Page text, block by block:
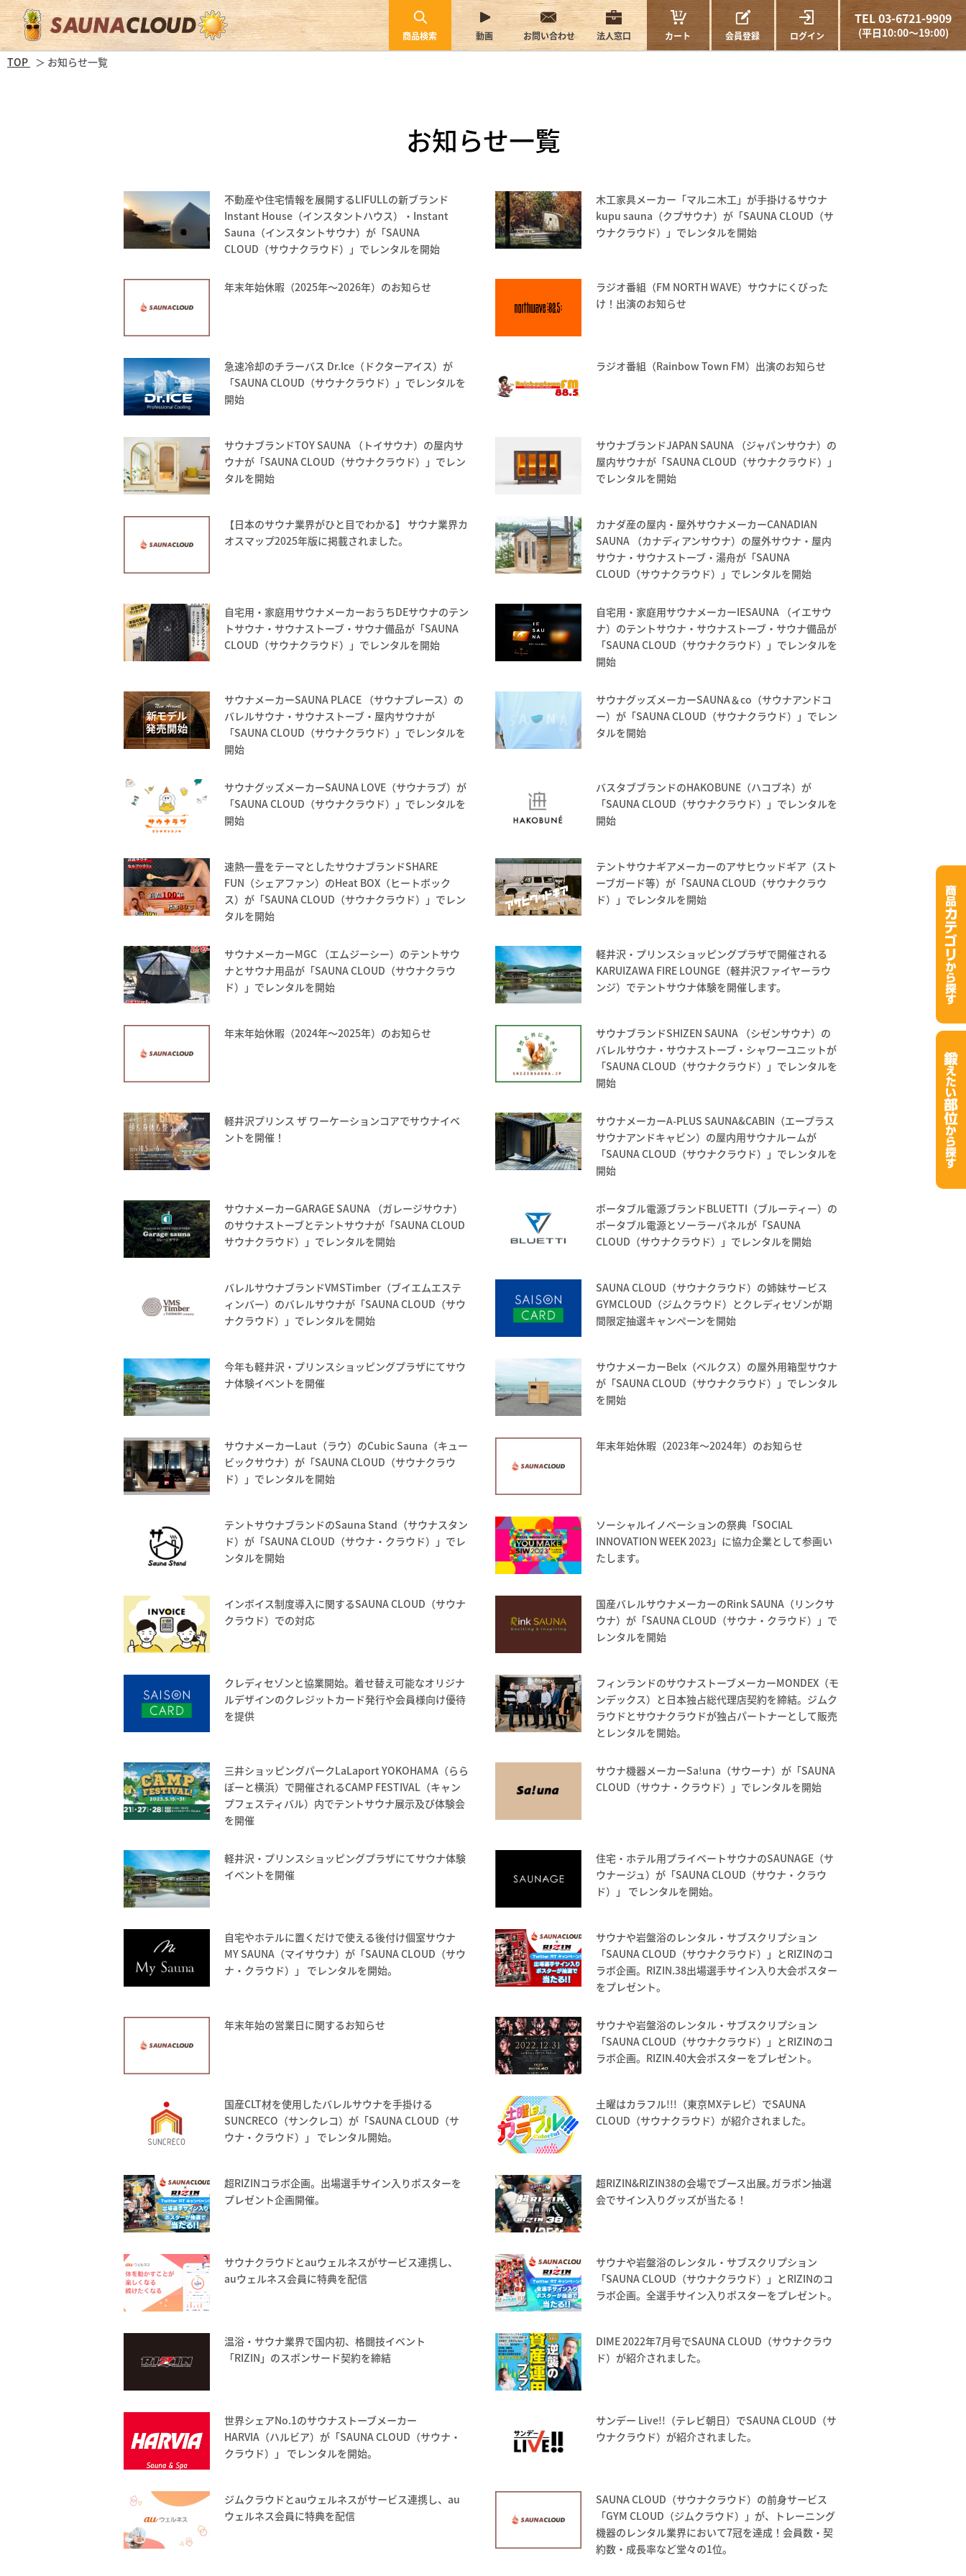
商品検索 動画 お問い合わせ 法人窓口 カート
17
会員登録 ログイン
TEL 03-6721-9909
(平日10:00～19:00)
TOP お知らせ一覧
お知らせ一覧
不動産や住宅情報を展開するLIFULLの新ブランド
Instant House（インスタントハウス）・Instant
Sauna（インスタントサウナ）が「SAUNA
CLOUD（サウナクラウド）」でレンタルを開始
木工家具メーカー「マルニ木工」が手掛けるサウナ
kupu sauna（クプサウナ）が「SAUNA CLOUD（サ
ウナクラウド）」でレンタルを開始
年末年始休暇（2025年〜2026年）のお知らせ
ラジオ番組（FM NORTH WAVE）サウナにくびった
け！出演のお知らせ
急速冷却のチラーバス Dr.Ice（ドクターアイス）が
「SAUNA CLOUD（サウナクラウド）」でレンタルを
開始
ラジオ番組（Rainbow Town FM）出演のお知らせ
サウナブランドTOY SAUNA （トイサウナ）の屋内サ
ウナが「SAUNA CLOUD（サウナクラウド）」でレン
タルを開始
サウナブランドJAPAN SAUNA （ジャパンサウナ）の
屋内サウナが「SAUNA CLOUD（サウナクラウド）」
でレンタルを開始
【日本のサウナ業界がひと目でわかる】 サウナ業界カ
オスマップ2025年版に掲載されました。
カナダ産の屋内・屋外サウナメーカーCANADIAN
SAUNA （カナディアンサウナ）の屋外サウナ・屋内
サウナ・サウナストーブ・湯舟が「SAUNA
CLOUD（サウナクラウド）」でレンタルを開始
自宅用・家庭用サウナメーカーおうちDEサウナのテン
トサウナ・サウナストーブ・サウナ備品が「SAUNA
CLOUD（サウナクラウド）」でレンタルを開始
自宅用・家庭用サウナメーカーIESAUNA （イエサウ
ナ）のテントサウナ・サウナストーブ・サウナ備品が
「SAUNA CLOUD（サウナクラウド）」でレンタルを
開始
サウナメーカーSAUNA PLACE （サウナプレース）の
バレルサウナ・サウナストーブ・屋内サウナが
「SAUNA CLOUD（サウナクラウド）」でレンタルを
開始
サウナグッズメーカーSAUNA＆co（サウナアンドコ
ー）が「SAUNA CLOUD（サウナクラウド）」でレン
タルを開始
サウナグッズメーカーSAUNA LOVE（サウナラブ）が
「SAUNA CLOUD（サウナクラウド）」でレンタルを
開始
バスタブブランドのHAKOBUNE（ハコブネ）が
「SAUNA CLOUD（サウナクラウド）」でレンタルを
開始
速熱一畳をテーマとしたサウナブランドSHARE
FUN（シェアファン）のHeat BOX（ヒートボック
ス）が「SAUNA CLOUD（サウナクラウド）」でレン
タルを開始
テントサウナギアメーカーのアサヒウッドギア（スト
ーブガード等）が「SAUNA CLOUD（サウナクラウ
ド）」でレンタルを開始
サウナメーカーMGC （エムジーシー）のテントサウ
ナとサウナ用品が「SAUNA CLOUD（サウナクラウ
ド）」でレンタルを開始
軽井沢・プリンスショッピングプラザで開催される
KARUIZAWA FIRE LOUNGE（軽井沢ファイヤーラウ
ンジ）でテントサウナ体験を開催します。
年末年始休暇（2024年〜2025年）のお知らせ
サウナブランドSHIZEN SAUNA （シゼンサウナ）の
バレルサウナ・サウナストーブ・シャワーユニットが
「SAUNA CLOUD（サウナクラウド）」でレンタルを
開始
軽井沢プリンス ザ ワーケーションコアでサウナイベ
ントを開催！
サウナメーカーA-PLUS SAUNA&CABIN（エープラス
サウナアンドキャビン）の屋内用サウナルームが
「SAUNA CLOUD（サウナクラウド）」でレンタルを
開始
サウナメーカーGARAGE SAUNA （ガレージサウナ）
のサウナストーブとテントサウナが「SAUNA CLOUD
サウナクラウド）」でレンタルを開始
ポータブル電源ブランドBLUETTI（ブルーティー）の
ポータブル電源とソーラーパネルが「SAUNA
CLOUD（サウナクラウド）」でレンタルを開始
バレルサウナブランドVMSTimber（ブイエムエステ
ィンバー）のバレルサウナが「SAUNA CLOUD（サウ
ナクラウド）」でレンタルを開始
SAUNA CLOUD（サウナクラウド）の姉妹サービス
GYMCLOUD（ジムクラウド）とクレディセゾンが期
間限定抽選キャンペーンを開始
今年も軽井沢・プリンスショッピングプラザにてサウ
ナ体験イベントを開催
サウナメーカーBelx（ベルクス）の屋外用箱型サウナ
が「SAUNA CLOUD（サウナクラウド）」でレンタル
を開始
サウナメーカーLaut（ラウ）のCubic Sauna（キュー
ビックサウナ）が「SAUNA CLOUD（サウナクラウ
ド）」でレンタルを開始
年末年始休暇（2023年〜2024年）のお知らせ
テントサウナブランドのSauna Stand（サウナスタン
ド）が「SAUNA CLOUD（サウナ・クラウド）」でレ
ンタルを開始
ソーシャルイノベーションの祭典「SOCIAL
INNOVATION WEEK 2023」に協力企業として参画い
たします。
インボイス制度導入に関するSAUNA CLOUD（サウナ
クラウド）での対応
国産バレルサウナメーカーのRink SAUNA（リンクサ
ウナ）が「SAUNA CLOUD（サウナ・クラウド）」で
レンタルを開始
クレディセゾンと協業開始。着せ替え可能なオリジナ
ルデザインのクレジットカード発行や会員様向け優待
を提供
フィンランドのサウナストーブメーカーMONDEX（モ
ンデックス）と日本独占総代理店契約を締結。ジムク
ラウドとサウナクラウドが独占パートナーとして販売
とレンタルを開始。
三井ショッピングパークLaLaport YOKOHAMA（らら
ぽーと横浜）で開催されるCAMP FESTIVAL（キャン
プフェスティバル）内でテントサウナ展示及び体験会
を開催
サウナ機器メーカーSa!una（サウーナ）が「SAUNA
CLOUD（サウナ・クラウド）」でレンタルを開始
軽井沢・プリンスショッピングプラザにてサウナ体験
イベントを開催
住宅・ホテル用プライベートサウナのSAUNAGE（サ
ウナージュ）が「SAUNA CLOUD（サウナ・クラウ
ド）」 でレンタルを開始。
自宅やホテルに置くだけで使える後付け個室サウナ
MY SAUNA（マイサウナ）が「SAUNA CLOUD（サウ
ナ・クラウド）」 でレンタルを開始。
サウナや岩盤浴のレンタル・サブスクリプション
「SAUNA CLOUD（サウナクラウド）」とRIZINのコ
ラボ企画。RIZIN.38出場選手サイン入り大会ポスター
をプレゼント。
年末年始の営業日に関するお知らせ
サウナや岩盤浴のレンタル・サブスクリプション
「SAUNA CLOUD（サウナクラウド）」とRIZINのコ
ラボ企画。RIZIN.40大会ポスターをプレゼント。
国産CLT材を使用したバレルサウナを手掛ける
SUNCRECO（サンクレコ）が「SAUNA CLOUD（サ
ウナ・クラウド）」 でレンタル開始。
土曜はカラフル!!!（東京MXテレビ）でSAUNA
CLOUD（サウナクラウド）が紹介されました。
超RIZINコラボ企画。出場選手サイン入りポスターを
プレゼント企画開催。
超RIZIN&RIZIN38の会場でブース出展｡ガラポン抽選
会でサイン入りグッズが当たる！
サウナクラウドとauウェルネスがサービス連携し、
auウェルネス会員に特典を配信
サウナや岩盤浴のレンタル・サブスクリプション
「SAUNA CLOUD（サウナクラウド）」とRIZINのコ
ラボ企画。全選手サイン入りポスターをプレゼント。
温浴・サウナ業界で国内初、格闘技イベント
「RIZIN」のスポンサード契約を締結
DIME 2022年7月号でSAUNA CLOUD（サウナクラウ
ド）が紹介されました。
世界シェアNo.1のサウナストーブメーカー
HARVIA（ハルビア）が「SAUNA CLOUD（サウナ・
クラウド）」 でレンタルを開始。
サンデー Live!!（テレビ朝日）でSAUNA CLOUD（サ
ウナクラウド）が紹介されました。
ジムクラウドとauウェルネスがサービス連携し、au
ウェルネス会員に特典を配信
SAUNA CLOUD（サウナクラウド）の前身サービス
「GYM CLOUD（ジムクラウド）」が、トレーニング
機器のレンタル業界において7冠を達成！会員数・契
約数・成長率など堂々の1位。